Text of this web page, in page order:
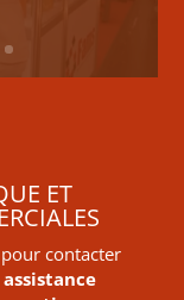
ET
contacter
assistance